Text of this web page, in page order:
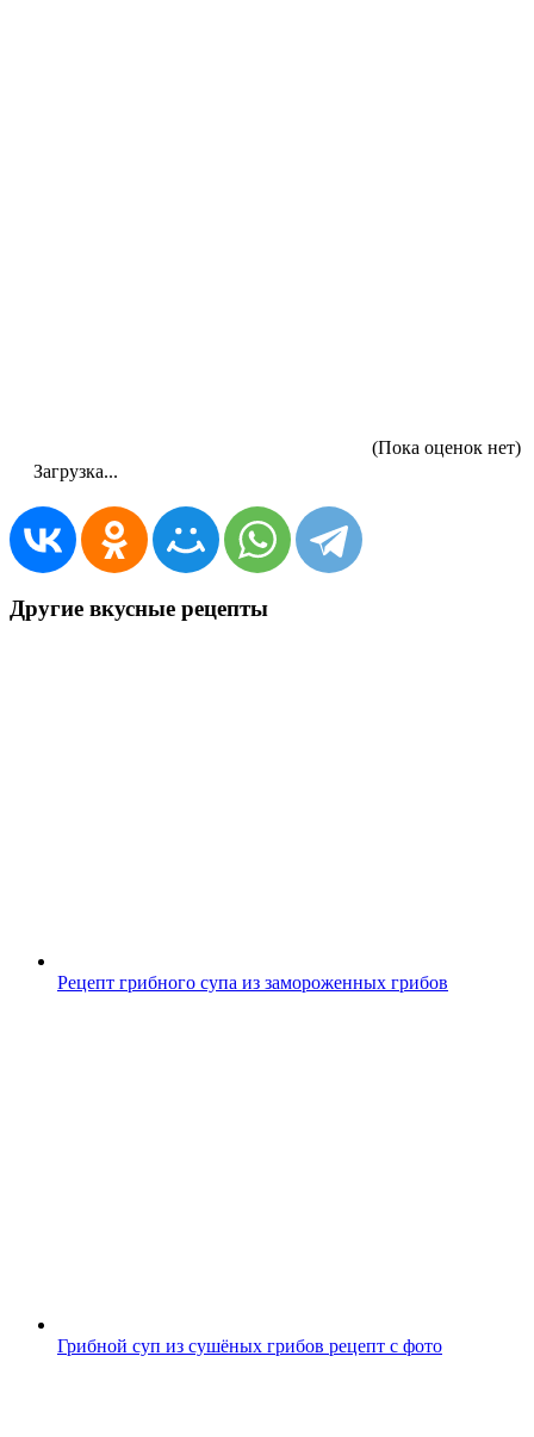
(Пока оценок нет)
Загрузка...
Другие вкусные рецепты
Рецепт грибного супа из замороженных грибов
Грибной суп из сушёных грибов рецепт с фото